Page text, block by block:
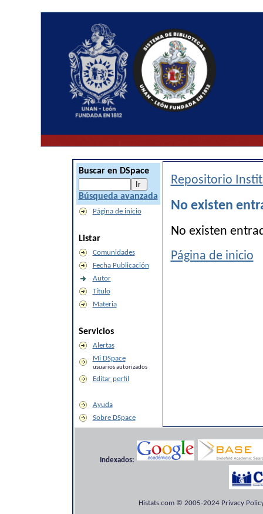
Buscar en DSpace
Búsqueda avanzada
Página de inicio
Listar
Comunidades
Fecha Publicación
Autor
Título
Materia
Servicios
Alertas
Mi DSpace
usuarios autorizados
Editar perfil
Ayuda
Sobre DSpace
Repositorio
No existen
No existen
Página de inicio
Indexados:
Histats.com © 2005-2024 Privacy